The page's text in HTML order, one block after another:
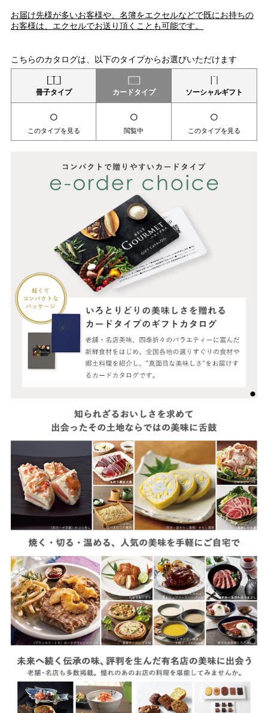
お届け先様が多いお客様や、名簿をエクセルなどで既にお持ちの
お客様は、エクセルでお送り頂くことも可能です。
こちらのカタログは、以下のタイプからお選びいただけます
冊子タイプ カードタイプ ソーシャルギフト
○
このタイプを見る
○
閲覧中
○
このタイプを見る